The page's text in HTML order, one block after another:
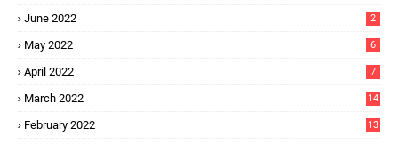
June 2022 2
May 2022 6
April 2022 7
March 2022 14
February 2022 13